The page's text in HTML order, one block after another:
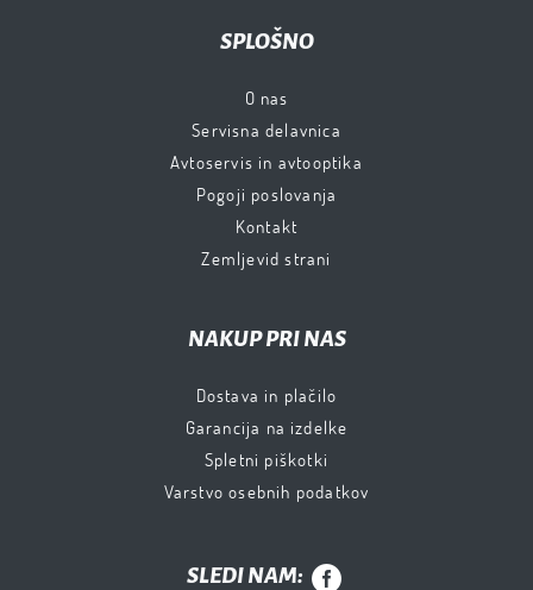
SPLOŠNO
O nas
Servisna delavnica
Avtoservis in avtooptika
Pogoji poslovanja
Kontakt
Zemljevid strani
NAKUP PRI NAS
Dostava in plačilo
Garancija na izdelke
Spletni piškotki
Varstvo osebnih podatkov
SLEDI NAM: